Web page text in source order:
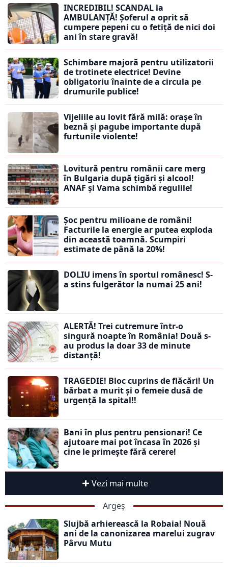
INCREDIBIL! SCANDAL la
AMBULANȚĂ! Șoferul a oprit să
cumpere pepeni cu o fetiță de nici doi
ani în stare gravă!
Schimbare majoră pentru utilizatorii
de trotinete electrice! Devine
obligatoriu înainte de a circula pe
drumurile publice!
Vijeliile au lovit fără milă: orașe în
beznă și pagube importante după
furtunile violente!
Lovitură pentru românii care merg
în Bulgaria după țigări și alcool!
ANAF și Vama schimbă regulile!
Șoc pentru milioane de români!
Facturile la energie ar putea exploda
din această toamnă. Scumpiri
estimate de până la 20%!
DOLIU imens în sportul românesc! S-
a stins fulgerător la numai 25 ani!
ALERTĂ! Trei cutremure într-o
singură noapte în România! Două s-
au produs la doar 33 de minute
distanță!
TRAGEDIE! Bloc cuprins de flăcări! Un
bărbat a murit și o femeie dusă de
urgență la spital!!
Bani în plus pentru pensionari! Ce
ajutoare mai pot încasa în 2026 și
cine le primește fără cerere!
Vezi mai multe
Argeș
Slujbă arhierească la Robaia! Nouă
ani de la canonizarea marelui zugrav
Pârvu Mutu